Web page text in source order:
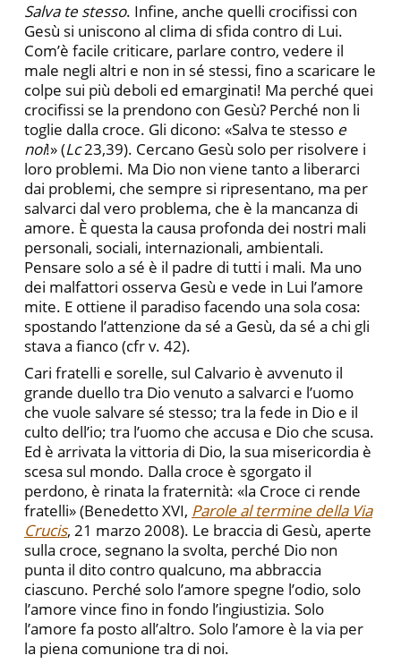
Salva te stesso. Infine, anche quelli crocifissi con
Gesù si uniscono al clima di sfida contro di Lui.
Com’è facile criticare, parlare contro, vedere il
male negli altri e non in sé stessi, fino a scaricare le
colpe sui più deboli ed emarginati! Ma perché quei
crocifissi se la prendono con Gesù? Perché non li
toglie dalla croce. Gli dicono: «Salva te stesso e
noi!» (Lc23,39). Cercano Gesù solo per risolvere i
loro problemi. Ma Dio non viene tanto a liberarci
dai problemi, che sempre si ripresentano, ma per
salvarci dal vero problema, che è la mancanza di
amore. È questa la causa profonda dei nostri mali
personali, sociali, internazionali, ambientali.
Pensare solo a sé è il padre di tutti i mali. Ma uno
dei malfattori osserva Gesù e vede in Lui l’amore
mite. E ottiene il paradiso facendo una sola cosa:
spostando l’attenzione da sé a Gesù, da sé a chi gli
stava a fianco (cfr v. 42).
Cari fratelli e sorelle, sul Calvario è avvenuto il
grande duello tra Dio venuto a salvarci e l’uomo
che vuole salvare sé stesso; tra la fede in Dio e il
culto dell’io; tra l’uomo che accusa e Dio che scusa.
Ed è arrivata la vittoria di Dio, la sua misericordia è
scesa sul mondo. Dalla croce è sgorgato il
perdono, è rinata la fraternità: «la Croce ci rende
fratelli» (Benedetto XVI, Parole al termine della Via
Crucis, 21 marzo 2008). Le braccia di Gesù, aperte
sulla croce, segnano la svolta, perché Dio non
punta il dito contro qualcuno, ma abbraccia
ciascuno. Perché solo l’amore spegne l’odio, solo
l’amore vince fino in fondo l’ingiustizia. Solo
l’amore fa posto all’altro. Solo l’amore è la via per
la piena comunione tra di noi.